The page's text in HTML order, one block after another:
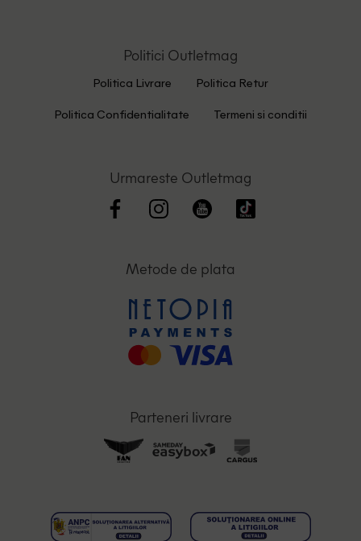
Politici Outletmag
Politica Livrare Politica Retur
Politica Confidentialitate Termeni si conditii
Urmareste Outletmag
Metode de plata
Parteneri livrare